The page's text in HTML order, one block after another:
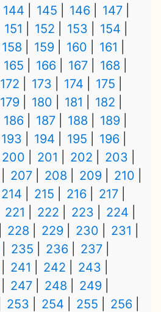
144 145 146
147
151 152 153
154
158 159 160
161
165 166 167
168
172 173 174
175
179 180 181
182
186 187 188
189
193 194 195
196
200 201 202
203
207 208 209
210
214 215 216
217
221 222 223
224
228 229 230
231
235 236
237
241 242
243
247 248
249
253 254 255
256